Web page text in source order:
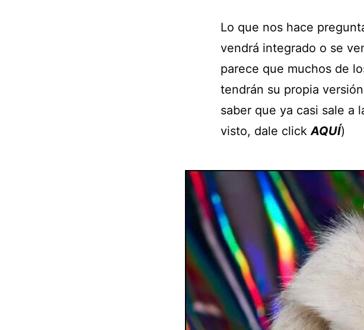
Lo que nos hace
vendrá integrado o se
parece que muchos de
tendrán su propia
saber que ya casi sale a
visto, dale click AQUÍ)